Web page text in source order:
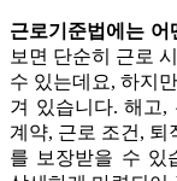
근로기준법에는 어
보면 단순히 근로
수 있는데요, 하지
겨 있습니다. 해고,
계약, 근로 조건, 퇴
를 보장받을 수 있